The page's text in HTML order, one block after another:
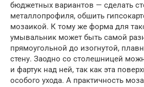
бюджетных вариантов — сделать
металлопрофиля, обшить
мозаикой. К тому же форма для
умывальник может быть самой
прямоугольной до изогнутой,
стену. Заодно со столешницей
и фартук над ней, так как эта
особого ухода. А практичность